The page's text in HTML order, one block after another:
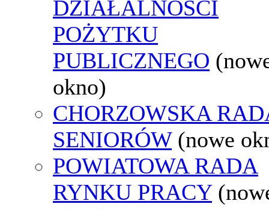
DZIAŁALNOŚCI
POŻYTKU
PUBLICZNEGO
okno)
CHORZOWSKA
SENIORÓW (nowe
POWIATOWA RADA
RYNKU PRACY